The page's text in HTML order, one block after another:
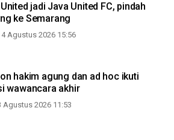
jadi Java United FC, pindah
ke Semarang
Agustus 2026 15:56
hakim agung dan ad hoc ikuti
wawancara akhir
Agustus 2026 11:53